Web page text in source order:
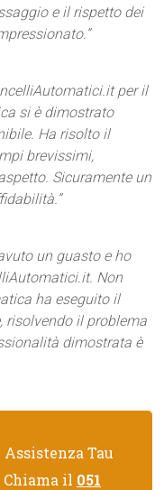
e il rispetto dei
per il
si è dimostrato
Ha risolto il
brevissimi,
Sicuramente un
un guasto e ho
Non
ha eseguito il
risolvendo il problema
dimostrata è
Tau
Chiama il 051